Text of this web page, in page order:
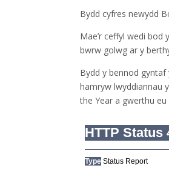
Bydd cyfres newydd
Mae’r ceffyl wedi
bwrw golwg ar y
Bydd y bennod
hamryw lwyddiannau
the Year a gwerthu eu